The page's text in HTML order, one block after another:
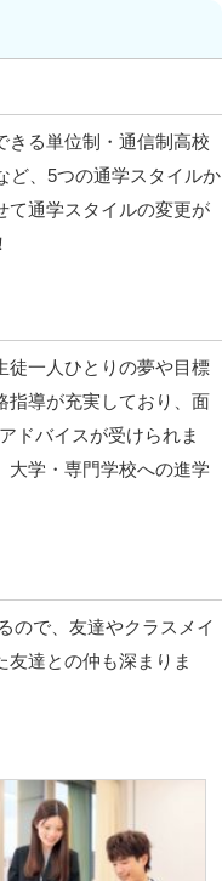
きる単位制・通信制高校
ど、5つの通学スタイルか
て通学スタイルの変更が
徒一人ひとりの夢や目標
指導が充実しており、面
ドバイスが受けられま
大学・専門学校への進学
ので、友達やクラスメイ
友達との仲も深まりま